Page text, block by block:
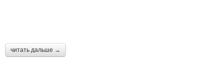
читать дальше →